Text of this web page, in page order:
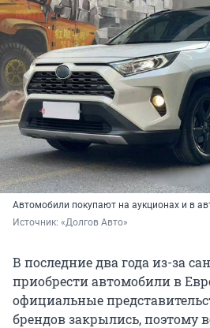
Автомобили покупают на аукционах и в
Источник: «Долгов Авто»
В последние два года из-за
приобрести автомобили в
официальные
брендов закрылись, поэтому